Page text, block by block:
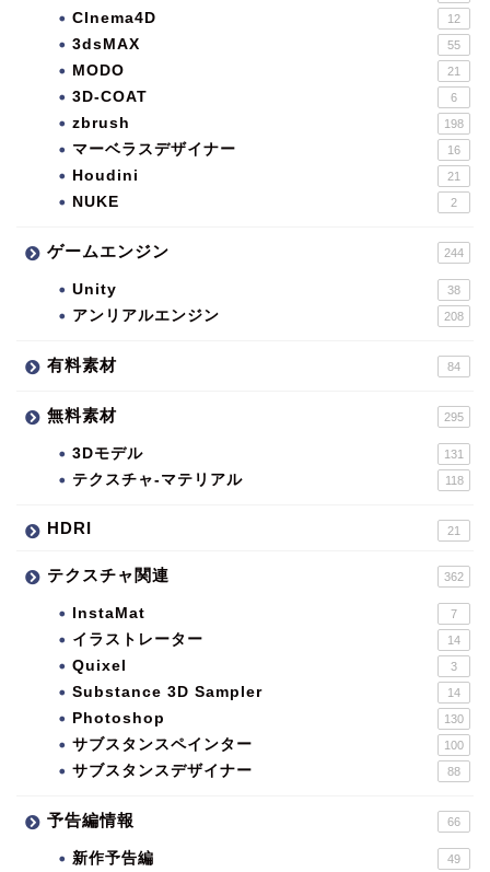
CInema4D 12
3dsMAX 55
MODO 21
3D-COAT 6
zbrush 198
マーベラスデザイナー 16
Houdini 21
NUKE 2
ゲームエンジン 244
Unity 38
アンリアルエンジン 208
有料素材 84
無料素材 295
3Dモデル 131
テクスチャ-マテリアル 118
HDRI 21
テクスチャ関連 362
InstaMat 7
イラストレーター 14
Quixel 3
Substance 3D Sampler 14
Photoshop 130
サブスタンスペインター 100
サブスタンスデザイナー 88
予告編情報 66
新作予告編 49